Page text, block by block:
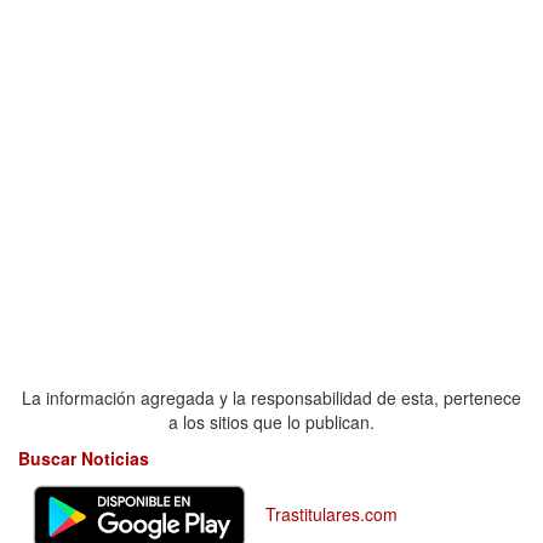
La información agregada y la responsabilidad de esta, pertenece
a los sitios que lo publican.
Buscar Noticias
Trastitulares.com